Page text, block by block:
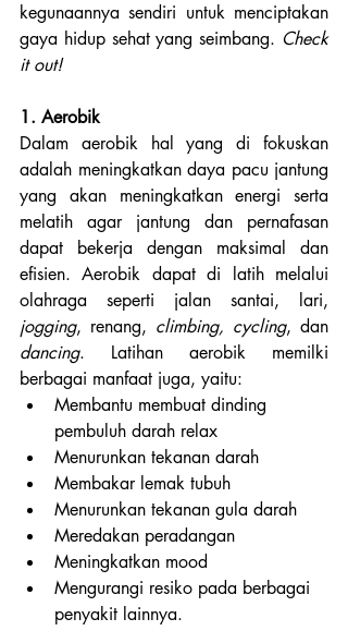
kegunaannya sendiri untuk menciptakan
gaya hidup sehat yang seimbang. Check
it out!
1. Aerobik
Dalam aerobik hal yang di fokuskan
adalah meningkatkan daya pacu jantung
yang akan meningkatkan energi serta
melatih agar jantung dan pernafasan
dapat bekerja dengan maksimal dan
efisien. Aerobik dapat di latih melalui
jogging, renang, climbing, cycling
dancing. Latihan aerobik memilki
berbagai manfaat juga, yaitu:
Membantu membuat dinding
pembuluh darah relax
Menurunkan tekanan darah
Membakar lemak tubuh
Menurunkan tekanan gula darah
Meredakan peradangan
Meningkatkan mood
Mengurangi resiko pada berbagai
penyakit lainnya.